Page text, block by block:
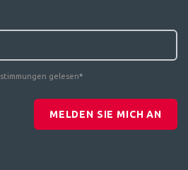
gelesen*
MELDEN SIE MICH AN